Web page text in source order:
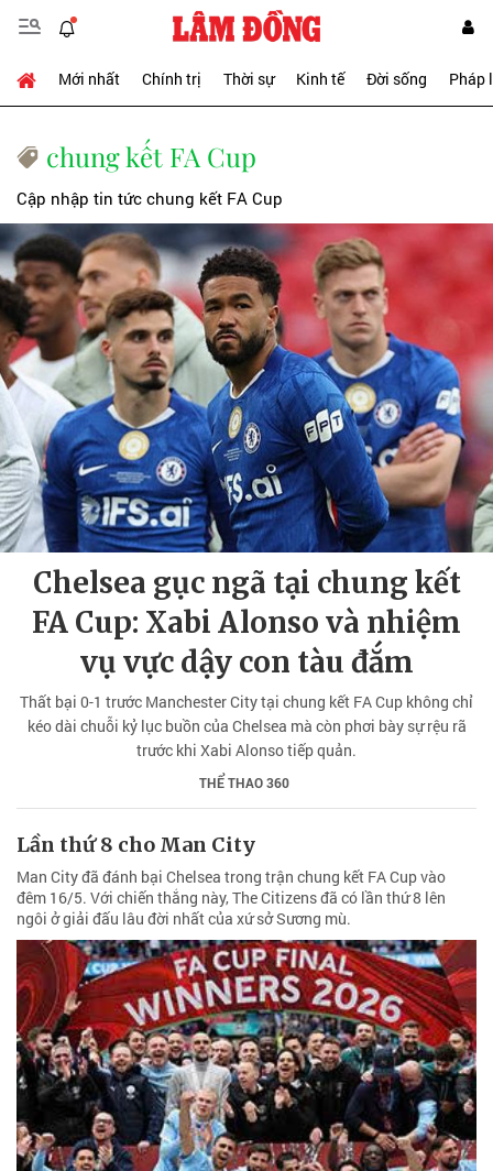
Mới nhất Chính trị Thời sự Kinh tế Đời sống Pháp
chung kết FA Cup
Cập nhập tin tức chung kết FA Cup
Chelsea gục ngã tại chung kết
FA Cup: Xabi Alonso và nhiệm
vụ vực dậy con tàu đắm
Thất bại 0-1 trước Manchester City tại chung kết FA Cup không chỉ
kéo dài chuỗi kỷ lục buồn của Chelsea mà còn phơi bày sự rệu rã
trước khi Xabi Alonso tiếp quản.
THỂ THAO 360
Lần thứ 8 cho Man City
Man City đã đánh bại Chelsea trong trận chung kết FA Cup vào
đêm 16/5. Với chiến thắng này, The Citizens đã có lần thứ 8 lên
ngôi ở giải đấu lâu đời nhất của xứ sở Sương mù.